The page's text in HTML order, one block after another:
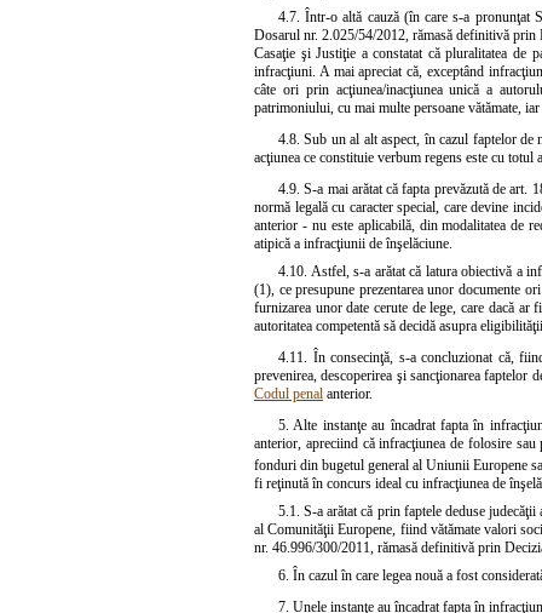
4.7. Într-o altă cauză (în care s-a pronunţat
Dosarul nr. 2.025/54/2012, rămasă definitivă prin
Casaţie şi Justiţie a constatat că pluralitatea de
infracţiuni. A mai apreciat că, exceptând
câte ori prin acţiunea/inacţiunea unică a
patrimoniului, cu mai multe persoane vătămate,
4.8. Sub un al alt aspect, în cazul faptelor de
acţiunea ce constituie verbum regens este cu totul
4.9. S-a mai arătat că fapta prevăzută de art.
normă legală cu caracter special, care devine
anterior - nu este aplicabilă, din modalitatea de
atipică a infracţiunii de înşelăciune.
4.10. Astfel, s-a arătat că latura obiectivă a
(1), ce presupune prezentarea unor documente
furnizarea unor date cerute de lege, care dacă
autoritatea competentă să decidă asupra
4.11. În consecinţă, s-a concluzionat că,
prevenirea, descoperirea şi sancţionarea faptelor
Codul penal anterior.
5. Alte instanţe au încadrat fapta în
anterior, apreciind că infracţiunea de folosire sau
fonduri din bugetul general al Uniunii Europene
fi reţinută în concurs ideal cu infracţiunea de
5.1. S-a arătat că prin faptele deduse
al Comunităţii Europene, fiind vătămate valori
nr. 46.996/300/2011, rămasă definitivă prin
6. În cazul în care legea nouă a fost
7. Unele instanţe au încadrat fapta în